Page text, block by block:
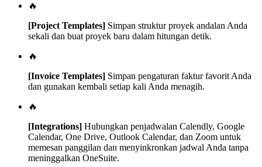
🔥
[Project Templates] Simpan struktur proyek andalan Anda
sekali dan buat proyek baru dalam hitungan detik.
🔥
[Invoice Templates] Simpan pengaturan faktur favorit Anda
dan gunakan kembali setiap kali Anda menagih.
🔥
[Integrations] Hubungkan penjadwalan Calendly, Google
Calendar, One Drive, Outlook Calendar, dan Zoom untuk
memesan panggilan dan menyinkronkan jadwal Anda tanpa
meninggalkan OneSuite.